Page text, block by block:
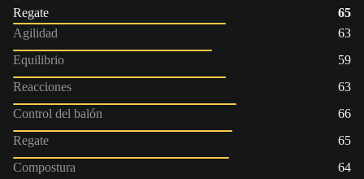
Regate
65
Agilidad
63
Equilibrio
59
Reacciones
63
Control del balón
66
Regate
65
Compostura
64